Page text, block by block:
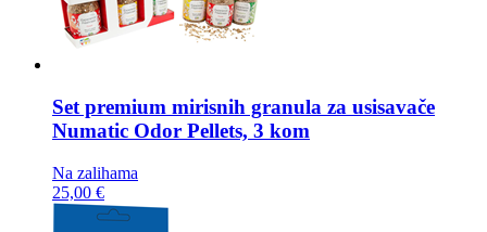
Set premium mirisnih granula za usisavače
Numatic Odor Pellets, 3 kom
Na zalihama
25,00 €